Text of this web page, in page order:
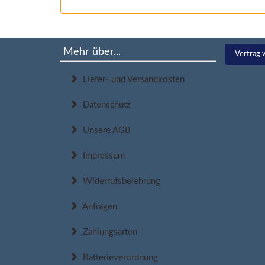
Mehr über...
Liefer- und Versandkosten
Datenschutz
Unsere AGB
Impressum
Widerrufsbelehrung
Anfragen
Zahlungsarten
Batterieverordnung
Vertrag